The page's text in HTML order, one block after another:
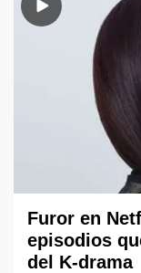
Furor en
episodios
del K-drama